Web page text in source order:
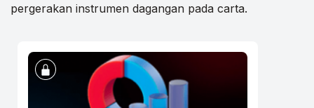
pergerakan instrumen dagangan pada carta.